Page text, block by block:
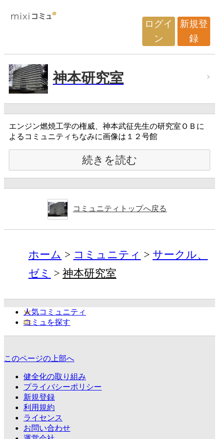
ログイ
ン
新規登
録
神本研究室
エンジン燃焼工学の権威、神本武征先生の研究室ＯＢに
よるコミュニティちなみに画像は１２号館
続きを読む
コミュニティトップへ戻る
ホーム コミュニティ
サークル、
ゼミ
神本研究室
人気コミュニティ
コミュを探す
このページの上部へ
健全化の取り組み
プライバシーポリシー
新規登録
利用規約
ライセンス
お問い合わせ